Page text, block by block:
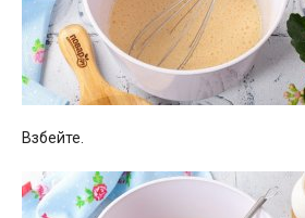
Взбейте.